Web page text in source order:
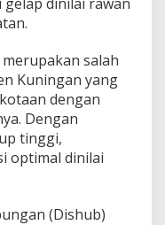
salah
Kuningan yang
dengan
Dengan
tinggi,
optimal dinilai
(Dishub)